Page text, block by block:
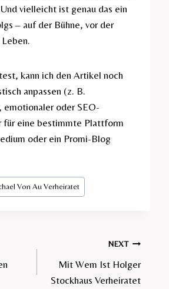
vielleicht ist genau das ein
– auf der Bühne, vor der
kann ich den Artikel noch
anpassen (z. B.
emotionaler oder SEO-
eine bestimmte Plattform
oder ein Promi-Blog
Von Au Verheiratet​
NEXT
Mit Wem Ist Holger
Stockhaus Verheiratet​